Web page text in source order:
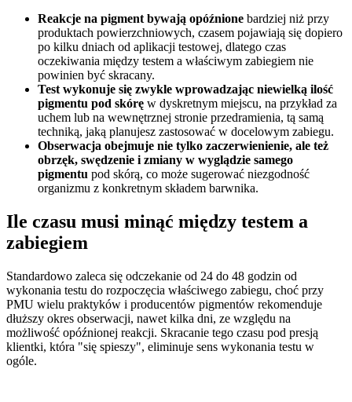
Reakcje na pigment bywają opóźnione bardziej niż przy
produktach powierzchniowych, czasem pojawiają się dopiero
po kilku dniach od aplikacji testowej, dlatego czas
oczekiwania między testem a właściwym zabiegiem nie
powinien być skracany.
Test wykonuje się zwykle wprowadzając niewielką ilość
pigmentu pod skórę w dyskretnym miejscu, na przykład za
uchem lub na wewnętrznej stronie przedramienia, tą samą
techniką, jaką planujesz zastosować w docelowym zabiegu.
Obserwacja obejmuje nie tylko zaczerwienienie, ale też
obrzęk, swędzenie i zmiany w wyglądzie samego
pigmentu pod skórą, co może sugerować niezgodność
organizmu z konkretnym składem barwnika.
Ile czasu musi minąć między testem a
zabiegiem
Standardowo zaleca się odczekanie od 24 do 48 godzin od
wykonania testu do rozpoczęcia właściwego zabiegu, choć przy
PMU wielu praktyków i producentów pigmentów rekomenduje
dłuższy okres obserwacji, nawet kilka dni, ze względu na
możliwość opóźnionej reakcji. Skracanie tego czasu pod presją
klientki, która "się spieszy", eliminuje sens wykonania testu w
ogóle.